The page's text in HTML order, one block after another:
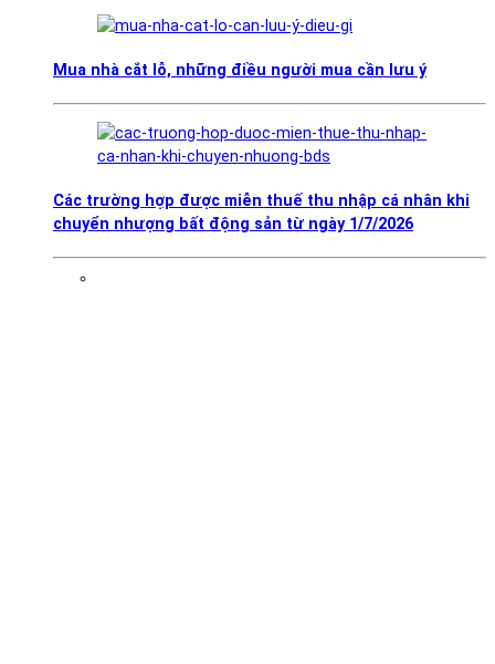
Mua nhà cắt lỗ, những điều người mua cần lưu ý
Các trường hợp được miễn thuế thu nhập cá nhân khi
chuyển nhượng bất động sản từ ngày 1/7/2026